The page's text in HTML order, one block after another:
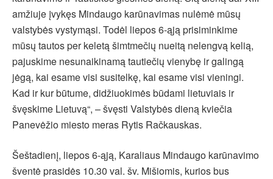
amžiuje įvykęs Mindaugo karūnavimas nulėmė mūsų
valstybės vystymąsi. Todėl liepos 6-ąją prisiminkime
mūsų tautos per keletą šimtmečių nueitą nelengvą kelią,
pajuskime nesunaikinamą tautiečių vienybę ir galingą
jėgą, kai esame visi susitelkę, kai esame visi vieningi.
Kad ir kur būtume, didžiuokimės būdami lietuviais ir
švęskime Lietuvą“, – švęsti Valstybės dieną kviečia
Panevėžio miesto meras Rytis Račkauskas.
Šeštadienį, liepos 6-ąją, Karaliaus Mindaugo karūnavimo
šventė prasidės 10.30 val. šv. Mišiomis, kurios bus